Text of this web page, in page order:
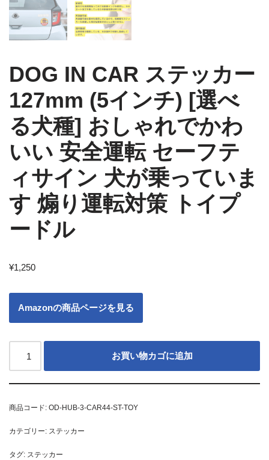
DOG IN CAR ステッカー
127mm (5インチ) [選べ
る犬種] おしゃれでかわ
いい 安全運転 セーフテ
ィサイン 犬が乗っていま
す 煽り運転対策 トイプ
ードル
¥1,250
Amazonの商品ページを見る
お買い物カゴに追加
商品コード: OD-HUB-3-CAR44-ST-TOY
カテゴリー: ステッカー
タグ: ステッカー